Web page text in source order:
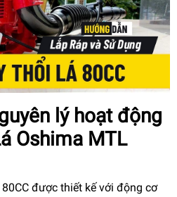
lý hoạt động
Oshima MTL
được thiết kế với động cơ